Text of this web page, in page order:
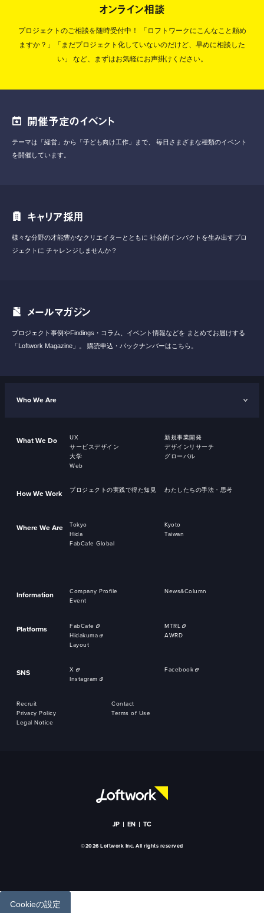
オンライン相談
プロジェクトのご相談を随時受付中！
「ロフトワークにこんなこと頼め
ますか？」「まだプロジェクト化していないのだけど、早めに相談した
い」
など、まずはお気軽にお声掛けください。
開催予定のイベント
テーマは「経営」から「子ども向け工作」まで、
毎日さまざまな種類のイベント
を開催しています。
キャリア採用
様々な分野の才能豊かなクリエイターとともに 社会的インパクトを生み出すプロ
ジェクトに チャレンジしませんか？
メールマガジン
プロジェクト事例やFindings・コラム、イベント情報などを まとめてお届けする
「Loftwork Magazine」。
購読申込・バックナンバーはこちら。
Who We Are
What We Do UX
新規事業開発
サービスデザイン
デザインリサーチ
大学
グローバル
Web
How We Work プロジェクトの実践で得た知見 わたしたちの手法・思考
Where We Are Tokyo
Kyoto
Hida
Taiwan
FabCafe Global
Information Company Profile
News&Column
Event
Platforms FabCafe
MTRL
Hidakuma
AWRD
Layout
SNS X
Facebook
Instagram
Recruit
Contact
Privacy Policy
Terms of Use
Legal Notice
JP EN TC
©2026 Loftwork Inc. All rights reserved
Cookieの設定